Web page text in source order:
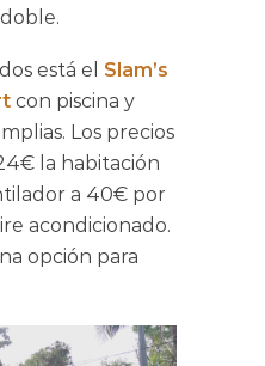
está el Slam’s
con piscina y
Los precios
la habitación
a 40€ por
acondicionado.
opción para